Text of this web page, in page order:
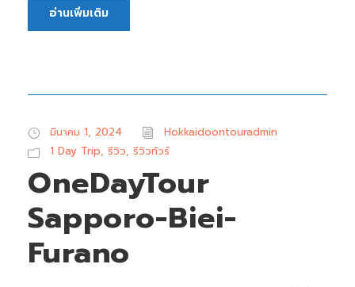
อ่านเพิ่มเติม
มีนาคม 1, 2024
Hokkaidoontouradmin
1 Day Trip, รีวิว, รีวิวทัวร์
OneDayTour
Sapporo-Biei-
Furano